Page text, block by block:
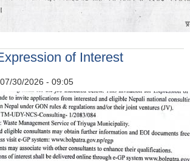
of Interest
30/2026 - 09:05